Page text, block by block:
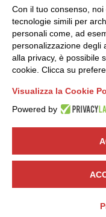
garantendo
collaboratori per
dei nostri clienti.
Via Ravaz, 9
Con il tuo consenso,
tecnologie simili per
personali come, ad
personalizzazione degli
alla privacy, è possibile
cookie. Clicca su
Visualizza la Cookie
Powered by